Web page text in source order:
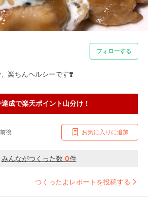
フォローする
楽ちんヘルシーです❣️
成で楽天ポイント山分け！
後 お気に入りに追加
みんながつくった数 0件
つくったよレポートを投稿する